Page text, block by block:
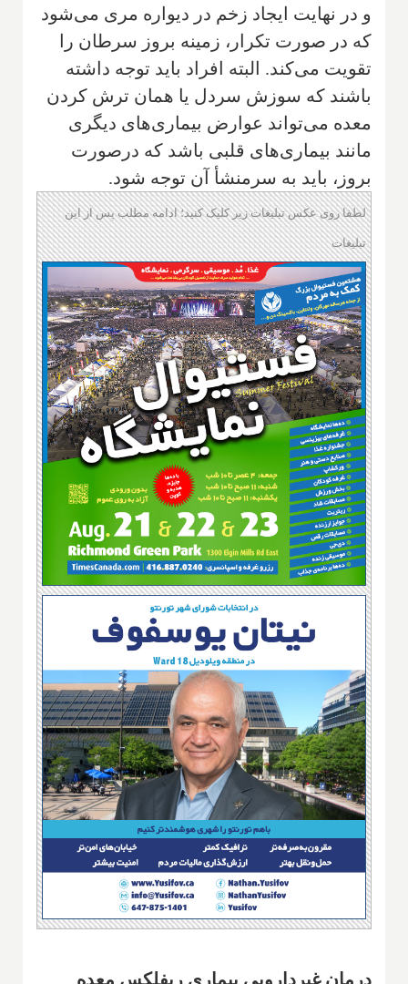
و در نهایت ایجاد زخم در دیواره مری می‌شود
که در صورت تکرار، زمینه بروز سرطان را
تقویت می‌کند. البته افراد باید توجه داشته
باشند که سوزش سردل یا همان ترش کردن
معده می‌تواند عوارض بیماری‌های دیگری
مانند بیماری‌های قلبی باشد که درصورت
بروز، باید به سرمنشأ آن توجه شود.
لطفا روی عکس تبلیغات زیر کلیک کنید؛ ادامه مطلب پس از این
تبلیغات
درمان غیردارویی بیماری ریفلکس معده